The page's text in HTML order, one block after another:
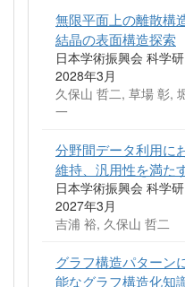
無限平面上の離散構
結晶の表面構造探索
日本学術振興会 科学
2028年3月
久保山 哲二, 草場 彰,
一
分野間データ利用に
維持、汎用性を満た
日本学術振興会 科学
2027年3月
吉浦 裕, 久保山 哲二
グラフ構造パターン
能なグラフ構造化知